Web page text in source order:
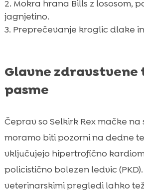
Mokra hrana Bills z lososom,
jagnjetino.
Preprečevanje kroglic dlake
Glavne zdravstvene
pasme
Čeprav so Selkirk Rex mačke
moramo biti pozorni na dedne
vključujejo hipertrofično
policistično bolezen ledvic
veterinarskimi pregledi lahko